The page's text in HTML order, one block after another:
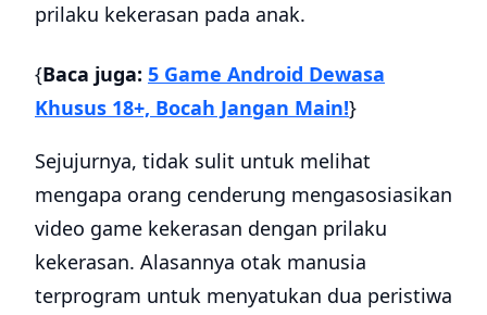
prilaku kekerasan pada anak.
{Baca juga: 5 Game Android Dewasa
Khusus 18+, Bocah Jangan Main!}
Sejujurnya, tidak sulit untuk melihat
mengapa orang cenderung mengasosiasikan
video game kekerasan dengan prilaku
kekerasan. Alasannya otak manusia
terprogram untuk menyatukan dua peristiwa